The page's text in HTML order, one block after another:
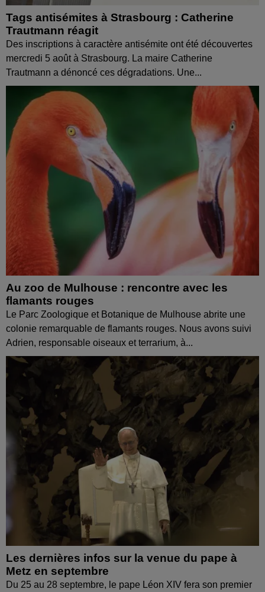
Tags antisémites à Strasbourg : Catherine
Trautmann réagit
Des inscriptions à caractère antisémite ont été découvertes
mercredi 5 août à Strasbourg. La maire Catherine
Trautmann a dénoncé ces dégradations. Une...
Au zoo de Mulhouse : rencontre avec les
flamants rouges
Le Parc Zoologique et Botanique de Mulhouse abrite une
colonie remarquable de flamants rouges. Nous avons suivi
Adrien, responsable oiseaux et terrarium, à...
Les dernières infos sur la venue du pape à
Metz en septembre
Du 25 au 28 septembre, le pape Léon XIV fera son premier